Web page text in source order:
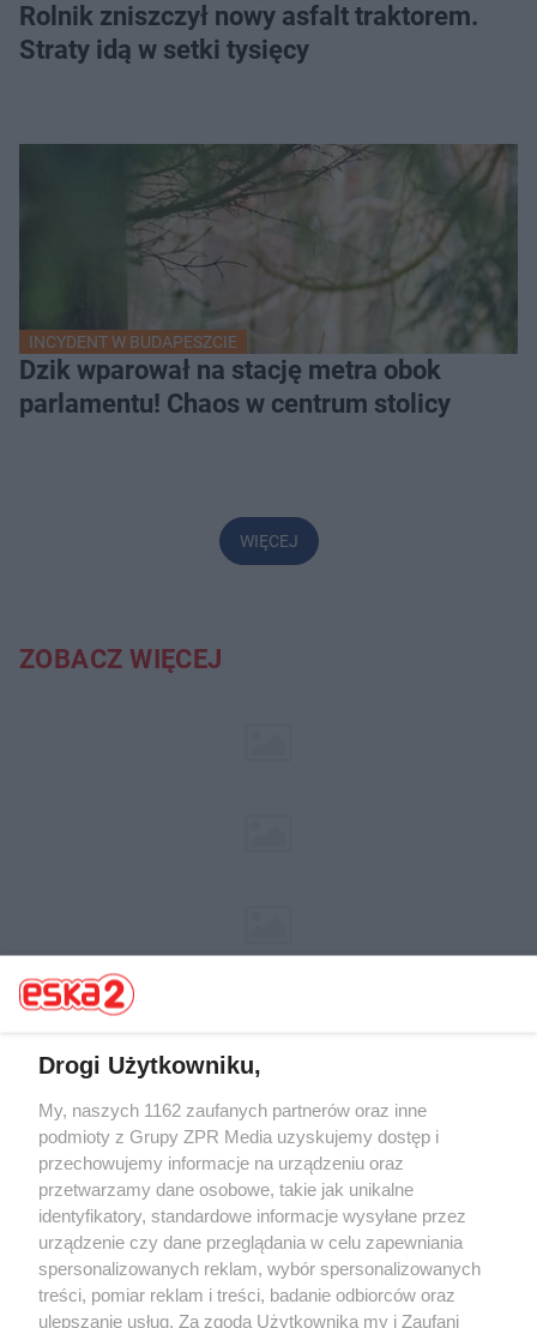
Rolnik zniszczył nowy asfalt traktorem.
Straty idą w setki tysięcy
INCYDENT W BUDAPESZCIE
Dzik wparował na stację metra obok
parlamentu! Chaos w centrum stolicy
WIĘCEJ
ZOBACZ WIĘCEJ
Żaden utwór zamieszczony w serwisie nie może być powielany i
rozpowszechniany lub dalej rozpowszechniany w jakikolwiek sposób (w
tym także elektroniczny lub mechaniczny) na jakimkolwiek polu
eksploatacji w jakiejkolwiek formie, włącznie z umieszczaniem w
Internecie bez pisemnej zgody właściciela praw. Jakiekolwiek użycie lub
wykorzystanie utworów w całości lub w części z naruszeniem prawa,
tzn. bez właściwej zgody, jest zabronione pod groźbą kary i może być
ścigane prawnie.
Drogi Użytkowniku,
My, naszych 1162 zaufanych partnerów oraz inne
podmioty z Grupy ZPR Media uzyskujemy dostęp i
przechowujemy informacje na urządzeniu oraz
przetwarzamy dane osobowe, takie jak unikalne
identyfikatory, standardowe informacje wysyłane przez
urządzenie czy dane przeglądania w celu zapewniania
spersonalizowanych reklam, wybór spersonalizowanych
treści, pomiar reklam i treści, badanie odbiorców oraz
ulepszanie usług. Za zgodą Użytkownika my i Zaufani